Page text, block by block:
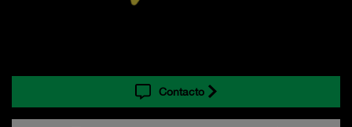
Contacto